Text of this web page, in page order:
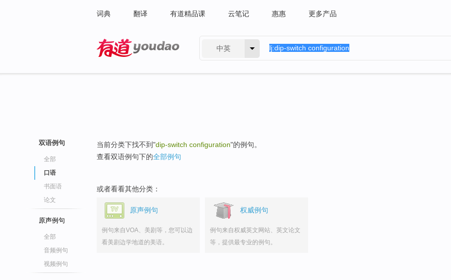
词典 翻译 有道精品课 云笔记 惠惠 更多产品
中英
双语例句
全部
口语
书面语
论文
原声例句
全部
音频例句
视频例句
当前分类下找不到"dip-switch configuration"的例句。
查看双语例句下的全部例句
或者看看其他分类：
原声例句
例句来自VOA、美剧等，您可以边
看美剧边学地道的美语。
权威例句
例句来自权威英文网站、英文论文
等，提供最专业的例句。